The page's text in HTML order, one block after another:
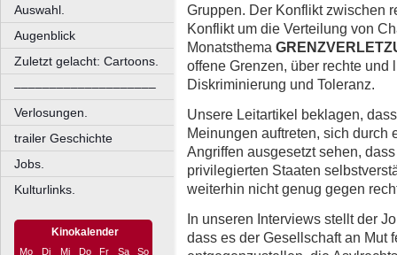
Auswahl.
Augenblick
Zuletzt gelacht: Cartoons.
––––––––––––––––––––
Verlosungen.
trailer Geschichte
Jobs.
Kulturlinks.
Kinokalender
Mo Di Mi Do Fr Sa
So
Gruppen. Der Konflikt zwischen
Konflikt um die Verteilung von
Monatsthema
offene Grenzen, über rechte und
Diskriminierung und Toleranz.
Unsere Leitartikel beklagen,
Meinungen auftreten, sich
Angriffen ausgesetzt sehen,
privilegierten Staaten
weiterhin nicht genug gegen
In unseren Interviews stellt der
dass es der Gesellschaft an Mut